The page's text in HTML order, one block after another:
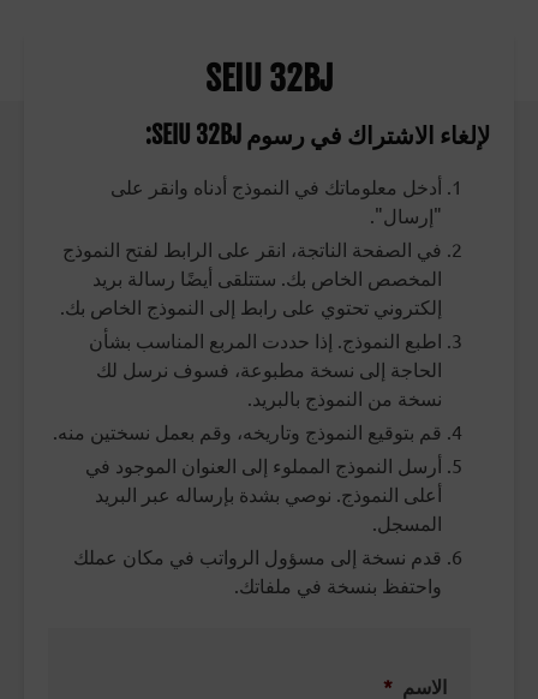
SEIU 32BJ
لإلغاء الاشتراك في رسوم SEIU 32BJ:
أدخل معلوماتك في النموذج أدناه وانقر على
"إرسال".
في الصفحة الناتجة، انقر على الرابط لفتح النموذج
المخصص الخاص بك. ستتلقى أيضًا رسالة بريد
إلكتروني تحتوي على رابط إلى النموذج الخاص بك.
اطبع النموذج. إذا حددت المربع المناسب بشأن
الحاجة إلى نسخة مطبوعة، فسوف نرسل لك
نسخة من النموذج بالبريد.
قم بتوقيع النموذج وتاريخه، وقم بعمل نسختين منه.
أرسل النموذج المملوء إلى العنوان الموجود في
أعلى النموذج. نوصي بشدة بإرساله عبر البريد
المسجل.
قدم نسخة إلى مسؤول الرواتب في مكان عملك
واحتفظ بنسخة في ملفاتك.
الاسم *